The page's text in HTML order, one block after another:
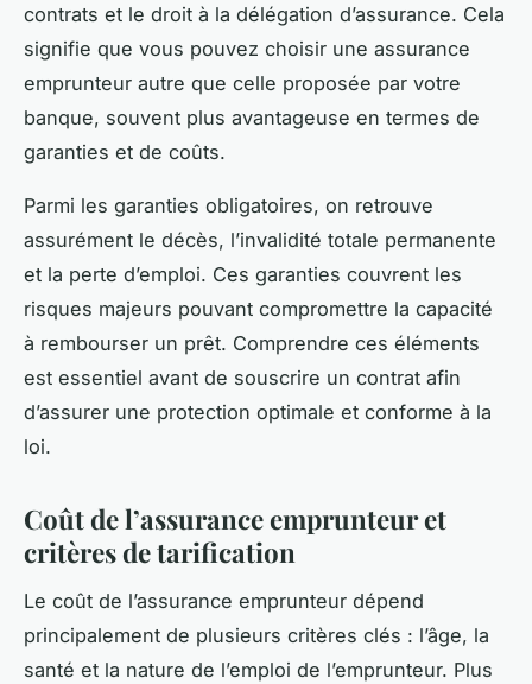
contrats et le droit à la délégation d’assurance. Cela
signifie que vous pouvez choisir une assurance
emprunteur autre que celle proposée par votre
banque, souvent plus avantageuse en termes de
garanties et de coûts.
Parmi les garanties obligatoires, on retrouve
assurément le décès, l’invalidité totale permanente
et la perte d’emploi. Ces garanties couvrent les
risques majeurs pouvant compromettre la capacité
à rembourser un prêt. Comprendre ces éléments
est essentiel avant de souscrire un contrat afin
d’assurer une protection optimale et conforme à la
loi.
Coût de l’assurance emprunteur et
critères de tarification
Le coût de l’assurance emprunteur dépend
principalement de plusieurs critères clés : l’âge, la
santé et la nature de l’emploi de l’emprunteur. Plus